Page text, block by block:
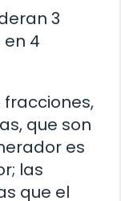
3
4
fracciones,
que son
es
las
que el